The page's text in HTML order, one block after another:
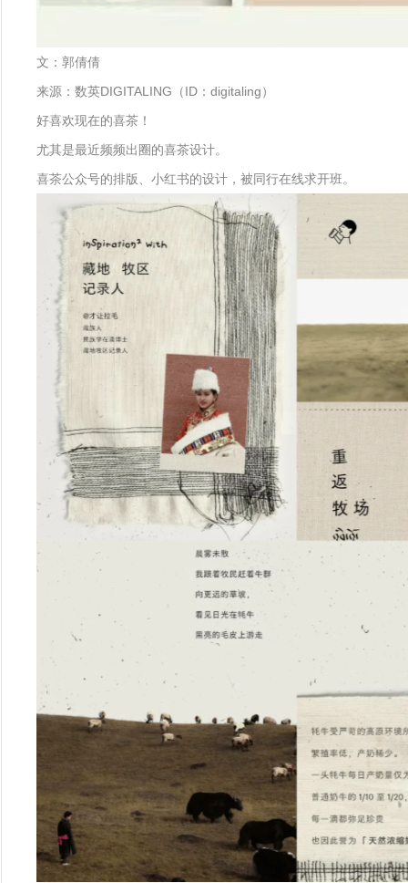
文：郭倩倩
来源：数英DIGITALING（ID：digitaling）
好喜欢现在的喜茶！
尤其是最近频频出圈的喜茶设计。
喜茶公众号的排版、小红书的设计，被同行在线求开班。